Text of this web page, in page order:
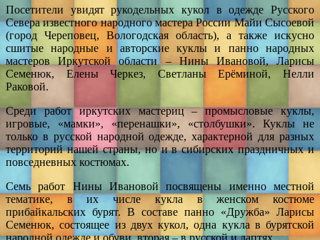
Посетители увидят рукодельных кукол в одежде Русского
Севера известного народного мастера России Майи Сысоевой
(город Череповец, Вологодская область), а также искусно
сшитые народные и авторские куклы и панно народных
мастеров Иркутской области – Нины Ивановой, Ларисы
Семенюк, Елены Черкез, Светланы Ерёминой, Нелли
Раковой.
Среди работ иркутских мастериц – промысловые куклы,
игровые, «мамки», «перенашки», «столбушки». Куклы не
только в русской народной одежде, характерной для разных
территорий нашей страны, но и в сибирских праздничных и
повседневных костюмах.
Семь работ Нины Ивановой посвящены именно местной
тематике, в их числе кукла в женском костюме
прибайкальских бурят. В составе панно «Дружба» Ларисы
Семенюк, состоящее из двух кукол, одна кукла в бурятской
народной одежде и обуви, вторая – в русской и лаптях.